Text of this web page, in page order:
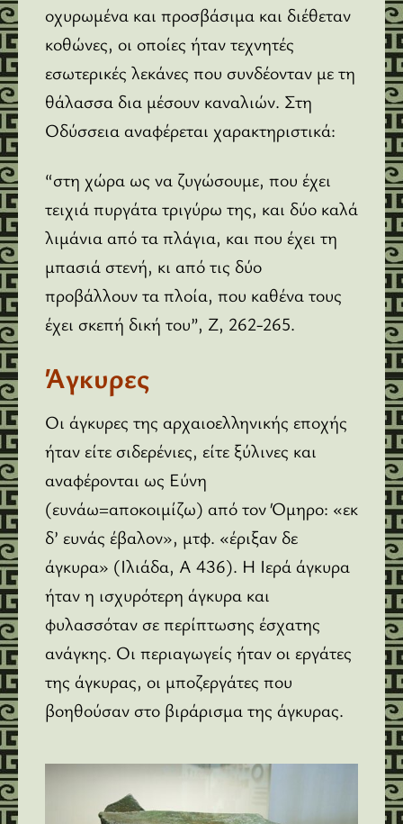
οχυρωμένα και προσβάσιμα και διέθεταν
κοθώνες, οι οποίες ήταν τεχνητές
εσωτερικές λεκάνες που συνδέονταν με τη
θάλασσα δια μέσουν καναλιών. Στη
Οδύσσεια αναφέρεται χαρακτηριστικά:
“στη χώρα ως να ζυγώσουμε, που έχει
τειχιά πυργάτα τριγύρω της, και δύο καλά
λιμάνια από τα πλάγια, και που έχει τη
μπασιά στενή, κι από τις δύο
προβάλλουν τα πλοία, που καθένα τους
έχει σκεπή δική του”, Ζ, 262-265.
Άγκυρες
Οι άγκυρες της αρχαιοελληνικής εποχής
ήταν είτε σιδερένιες, είτε ξύλινες και
αναφέρονται ως Εύνη
(ευνάω=αποκοιμίζω) από τον Όμηρο: «εκ
δ’ ευνάς έβαλον», μτφ. «έριξαν δε
άγκυρα» (Ιλιάδα, Α 436). Η Ιερά άγκυρα
ήταν η ισχυρότερη άγκυρα και
φυλασσόταν σε περίπτωσης έσχατης
ανάγκης. Οι περιαγωγείς ήταν οι εργάτες
της άγκυρας, οι μποζεργάτες που
βοηθούσαν στο βιράρισμα της άγκυρας.